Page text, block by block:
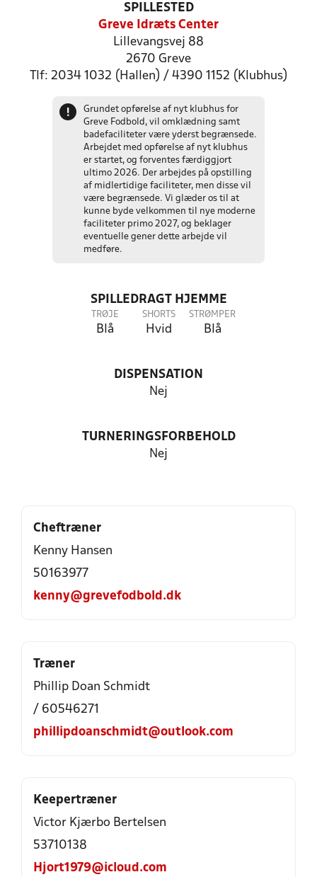
SPILLESTED
Greve Idræts Center
Lillevangsvej 88
2670 Greve
Tlf: 2034 1032 (Hallen) / 4390 1152 (Klubhus)
!
Grundet opførelse af nyt klubhus for
Greve Fodbold, vil omklædning samt
badefaciliteter være yderst begrænsede.
Arbejdet med opførelse af nyt klubhus
er startet, og forventes færdiggjort
ultimo 2026. Der arbejdes på opstilling
af midlertidige faciliteter, men disse vil
være begrænsede. Vi glæder os til at
kunne byde velkommen til nye moderne
faciliteter primo 2027, og beklager
eventuelle gener dette arbejde vil
medføre.
SPILLEDRAGT HJEMME
TRØJE
Blå
SHORTS
Hvid
STRØMPER
Blå
DISPENSATION
Nej
TURNERINGSFORBEHOLD
Nej
Cheftræner
Kenny Hansen
50163977
kenny@grevefodbold.dk
Træner
Phillip Doan Schmidt
/ 60546271
phillipdoanschmidt@outlook.com
Keepertræner
Victor Kjærbo Bertelsen
53710138
Hjort1979@icloud.com